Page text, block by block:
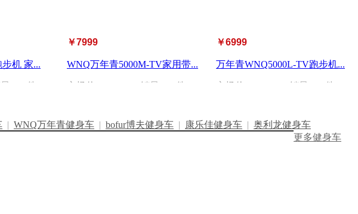
机 家...
： 件
￥7999
WNQ万年青5000M-TV家用带...
市场价： | 销量： 件
￥6999
万年青WNQ5000L-TV跑步机...
市场价： | 销量： 件
| WNQ万年青健身车 | bofur博夫健身车 | 康乐佳健身车 | 奥利龙健身车
更多健身车